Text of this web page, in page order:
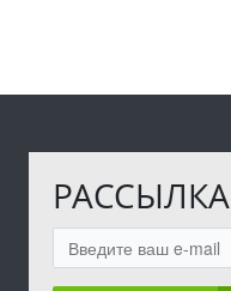
РАССЫЛКА